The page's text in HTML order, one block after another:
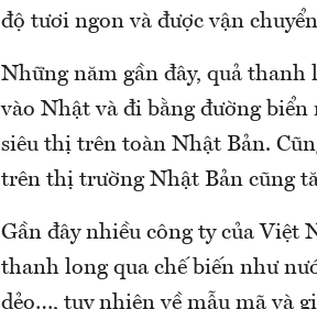
độ tươi ngon và được vận
Những năm gần đây, quả
vào Nhật và đi bằng đường biển
siêu thị trên toàn Nhật Bản.
trên thị trường Nhật Bản cũng
Gần đây nhiều công ty của Việt
thanh long qua chế biến như
dẻo…, tuy nhiên về mẫu mã và